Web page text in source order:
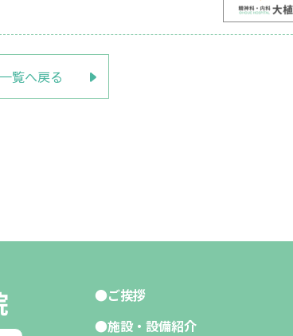
覧へ戻る
ご挨拶
施設・設備紹介